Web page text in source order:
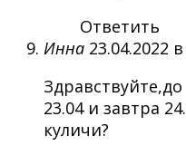
Ответить
Инна 23.04.2022
23.04 и завтра
куличи?